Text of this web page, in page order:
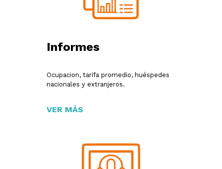
Informes
Ocupacion, tarifa promedio, huéspedes
nacionales y extranjeros.
VER MÁS